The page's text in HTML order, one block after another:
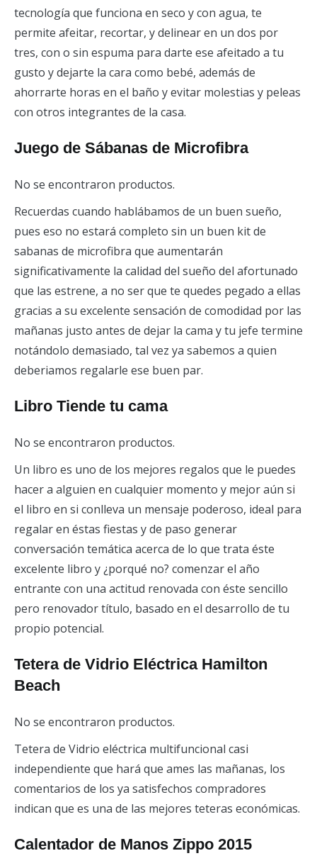
tecnología que funciona en seco y con agua, te
permite afeitar, recortar, y delinear en un dos por
tres, con o sin espuma para darte ese afeitado a tu
gusto y dejarte la cara como bebé, además de
ahorrarte horas en el baño y evitar molestias y peleas
con otros integrantes de la casa.
Juego de Sábanas de Microfibra
No se encontraron productos.
Recuerdas cuando hablábamos de un buen sueño,
pues eso no estará completo sin un buen kit de
sabanas de microfibra que aumentarán
significativamente la calidad del sueño del afortunado
que las estrene, a no ser que te quedes pegado a ellas
gracias a su excelente sensación de comodidad por las
mañanas justo antes de dejar la cama y tu jefe termine
notándolo demasiado, tal vez ya sabemos a quien
deberiamos regalarle ese buen par.
Libro Tiende tu cama
No se encontraron productos.
Un libro es uno de los mejores regalos que le puedes
hacer a alguien en cualquier momento y mejor aún si
el libro en si conlleva un mensaje poderoso, ideal para
regalar en éstas fiestas y de paso generar
conversación temática acerca de lo que trata éste
excelente libro y ¿porqué no? comenzar el año
entrante con una actitud renovada con éste sencillo
pero renovador título, basado en el desarrollo de tu
propio potencial.
Tetera de Vidrio Eléctrica Hamilton
Beach
No se encontraron productos.
Tetera de Vidrio eléctrica multifuncional casi
independiente que hará que ames las mañanas, los
comentarios de los ya satisfechos compradores
indican que es una de las mejores teteras económicas.
Calentador de Manos Zippo 2015